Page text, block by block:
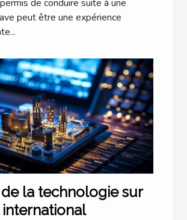
de conduire suite à une
peut être une expérience
la technologie sur